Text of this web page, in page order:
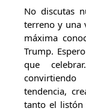
No discutas
terreno y una
máxima
Trump.
que
tendencia,
tanto el listón